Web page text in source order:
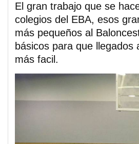
El gran trabajo que se
colegios del EBA, esos
más pequeños al
básicos para que
más facil.